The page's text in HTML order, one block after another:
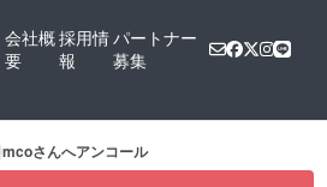
会社概
要
採用情
報
パートナー
募集
mcoさんへアンコール